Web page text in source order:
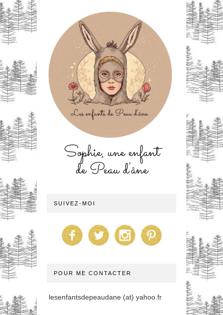
Sophie, une enfant
de Peau d'âne
SUIVEZ-MOI
POUR ME CONTACTER
lesenfantsdepeaudane (at) yahoo.fr